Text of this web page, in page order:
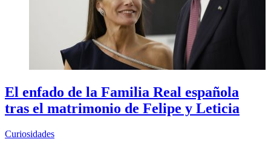
El enfado de la Familia Real española
tras el matrimonio de Felipe y Leticia
Curiosidades